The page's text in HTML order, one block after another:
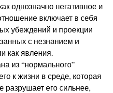
однозначно негативное и
включает в себя
убеждений и проекции
с незнанием и
как явления.
из “нормального”
к жизни в среде, которая
разрушает его сильнее,